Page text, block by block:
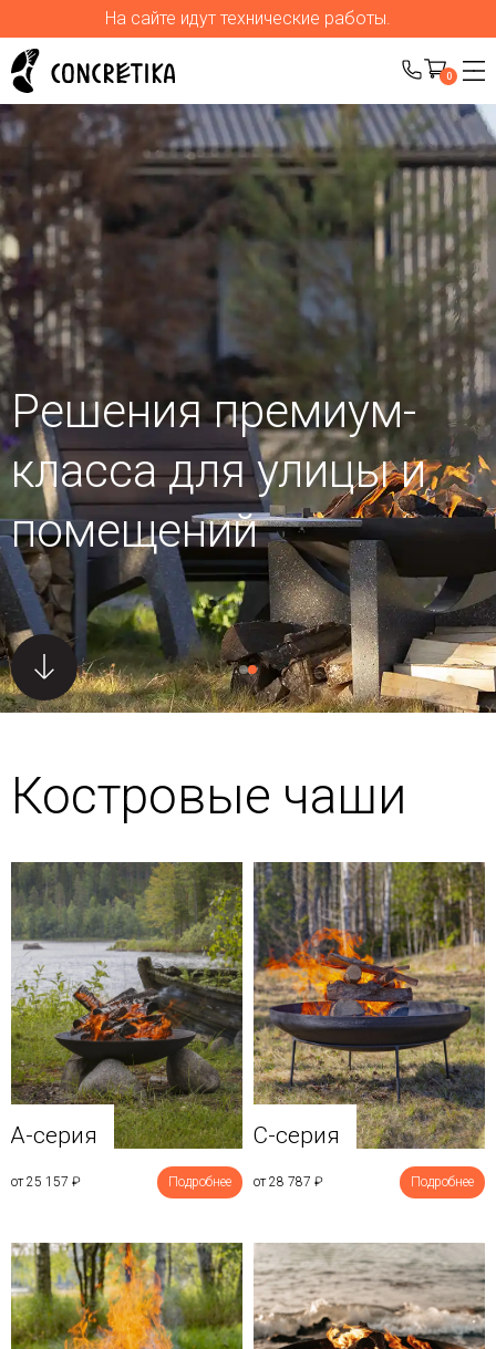
На сайте идут технические работы.
0
Решения премиум-
класса для улицыи
помещений
Костровые чаши
A-серия
от 25 157 ₽ Подробнее
C-серия
от 28 787 ₽ Подробнее